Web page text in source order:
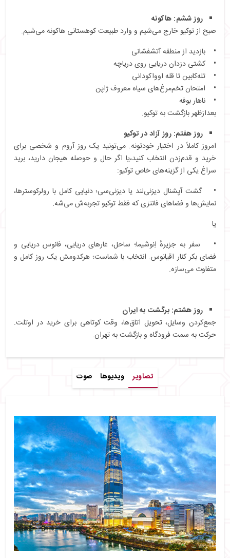
روز ششم: هاکونه
صبح از توکیو خارج می‌شیم و وارد طبیعت کوهستانی هاکونه می‌شیم.
• بازدید از منطقه آتشفشانی
• کشتی دزدان دریایی روی دریاچه
• تله‌کابین تا قله اوواکودانی
• امتحان تخم‌مرغ‌های سیاه معروف ژاپن
• ناهار بوفه
بعدازظهر بازگشت به توکیو.
روز هفتم: روز آزاد در توکیو
امروز کاملاً در اختیار خودتونه. می‌تونید یک روز آروم و شخصی برای
خرید و قدم‌زدن انتخاب کنید،یا اگر حال و حوصله هیجان دارید، برید
سراغ یکی از گزینه‌های خاص توکیو:
• گشت آپشنال دیزنی‌لند یا دیزنی‌سی؛ دنیایی کامل با رولرکوسترها،
نمایش‌ها و فضاهای فانتزی که فقط توکیو تجربه‌ش می‌شه.
یا
• سفر به جزیرهٔ اِنوشیما؛ ساحل، غارهای دریایی، فانوس دریایی و
فضای بکر کنار اقیانوس. انتخاب با شماست؛ هرکدومش یک روز کامل و
متفاوت می‌سازه.
روز هشتم: برگشت به ایران
جمع‌کردن وسایل، تحویل اتاق‌ها، وقت کوتاهی برای خرید در اوتلت.
حرکت به سمت فرودگاه و بازگشت به تهران.
تصاویر ویدیوها صوت